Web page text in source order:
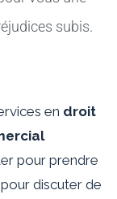
subis.
en droit
pour prendre
discuter de